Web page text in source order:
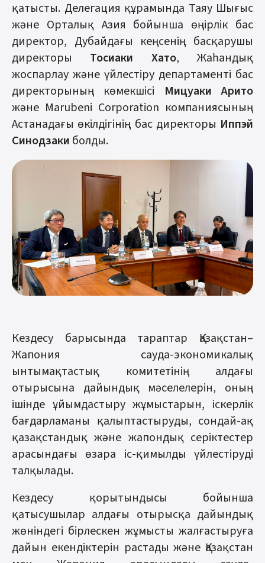
қатысты. Делегация құрамында Таяу Шығыс
және Орталық Азия бойынша өңірлік бас
директор, Дубайдағы кеңсенің басқарушы
директоры Тосиаки Хато, Жаһандық
жоспарлау және үйлестіру департаменті бас
директорының көмекшісі Мицуаки Арито
және Marubeni Corporation компаниясының
Астанадағы өкілдігінің бас директоры Иппэй
Синодзаки болды.
Кездесу барысында тараптар Қазақстан–
Жапония сауда-экономикалық
ынтымақтастық комитетінің алдағы
отырысына дайындық мәселелерін, оның
ішінде ұйымдастыру жұмыстарын, іскерлік
бағдарламаны қалыптастыруды, сондай-ақ
қазақстандық және жапондық серіктестер
арасындағы өзара іс-қимылды үйлестіруді
талқылады.
Кездесу қорытындысы бойынша
қатысушылар алдағы отырысқа дайындық
жөніндегі бірлескен жұмысты жалғастыруға
дайын екендіктерін растады және Қазақстан